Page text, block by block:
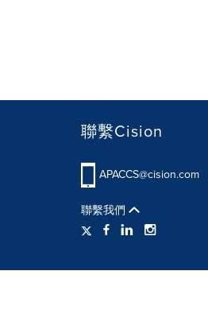
聯繫Cision
APACCS@cision.com
聯繫我們